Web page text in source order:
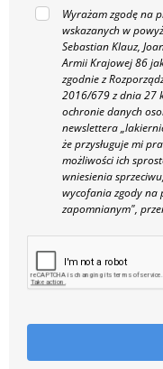
Wyrażam zgodę na
wskazanych w
Sebastian Klauz,
Armii Krajowej 86
zgodnie z
2016/679 z dnia 27
ochronie danych
newslettera
że przysługuje mi
możliwości ich
wniesienia
wycofania zgody na
zapomnianym",